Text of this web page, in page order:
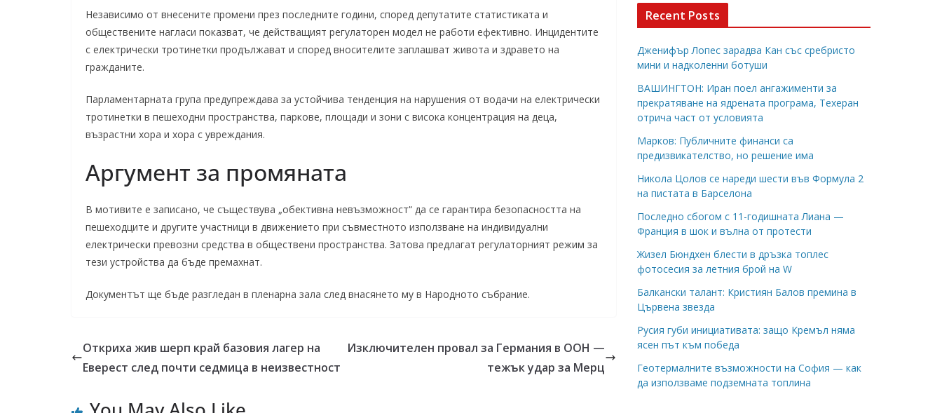
Независимо от внесените промени през последните години, според депутатите статистиката и
обществените нагласи показват, че действащият регулаторен модел не работи ефективно. Инцидентите
с електрически тротинетки продължават и според вносителите заплашват живота и здравето на
гражданите.
Парламентарната група предупреждава за устойчива тенденция на нарушения от водачи на електрически
тротинетки в пешеходни пространства, паркове, площади и зони с висока концентрация на деца,
възрастни хора и хора с увреждания.
Аргумент за промяната
В мотивите е записано, че съществува „обективна невъзможност“ да се гарантира безопасността на
пешеходците и другите участници в движението при съвместното използване на индивидуални
електрически превозни средства в обществени пространства. Затова предлагат регулаторният режим за
тези устройства да бъде премахнат.
Документът ще бъде разгледан в пленарна зала след внасянето му в Народното събрание.
Откриха жив шерп край базовия лагер на
Еверест след почти седмица в неизвестност
Изключителен провал за Германия в ООН —
тежък удар за Мерц
Recent Posts
Дженифър Лопес зарадва Кан със сребристо
мини и надколенни ботуши
ВАШИНГТОН: Иран поел ангажименти за
прекратяване на ядрената програма, Техеран
отрича част от условията
Марков: Публичните финанси са
предизвикателство, но решение има
Никола Цолов се нареди шести във Формула 2
на пистата в Барселона
Последно сбогом с 11-годишната Лиана —
Франция в шок и вълна от протести
Жизел Бюндхен блести в дръзка топлес
фотосесия за летния брой на W
Балкански талант: Кристиян Балов премина в
Цървена звезда
Русия губи инициативата: защо Кремъл няма
ясен път към победа
Геотермалните възможности на София — как
да използваме подземната топлина